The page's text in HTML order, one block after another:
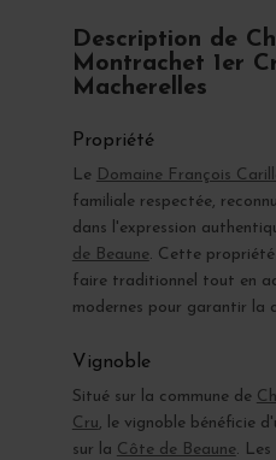
Description de
Montrachet 1er
Macherelles
Propriété
Le Domaine François
familiale respectée,
dans l'expression
de Beaune. Cette propriété
faire traditionnel tout en
modernes pour garantir la
Vignoble
Situé sur la commune de
Cru, le vignoble bénéficie
sur la Côte de Beaune. Les